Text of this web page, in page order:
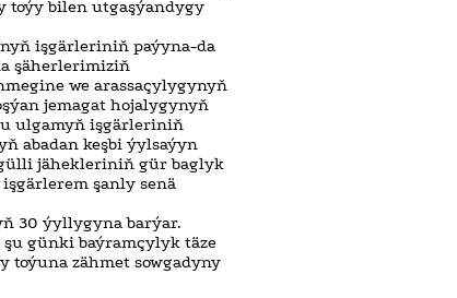
bilen utgaşýandygy
işgärleriniň paýyna-da
şäherlerimiziň
we arassaçylygynyň
jemagat hojalygynyň
ulgamyň işgärleriniň
abadan keşbi ýylsaýyn
jähekleriniň gür baglyk
şanly senä
30 ýyllygyna barýar.
günki baýramçylyk täze
zähmet sowgadyny